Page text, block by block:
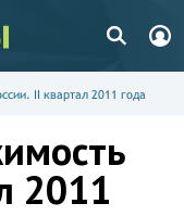
II квартал 2011 года
2011